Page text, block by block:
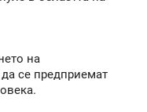
на
се предприемат